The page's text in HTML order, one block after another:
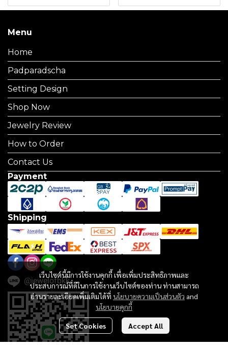
เว็บไซต์นี้มีการใช้งานคุกกี้ เพื่อเพิ่มประสิทธิภาพและ
ประสบการณ์ที่ดีในการใช้งานเว็บไซต์ของท่าน ท่านสามารถ
อ่านรายละเอียดเพิ่มเติมได้ที่ นโยบายความเป็นส่วนตัว and
นโยบายคุกกี้
Set Cookies Accept All
Menu
Home
Padparadscha
Setting Design
Shop Now
Jewelry Review
How to Order
Contact Us
Payment
Shipping
@jewelofbkk